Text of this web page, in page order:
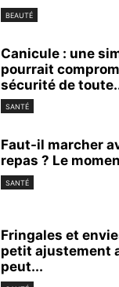
BEAUTÉ
Canicule : une
pourrait
sécurité de
SANTÉ
Faut-il marcher
repas ? Le
SANTÉ
Fringales et
petit ajustement
peut...